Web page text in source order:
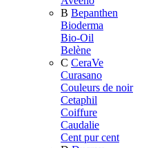
B Bepanthen
Bioderma
Bio-Oil
Belène
C CeraVe
Curasano
Couleurs de noir
Cetaphil
Coiffure
Caudalie
Cent pur cent